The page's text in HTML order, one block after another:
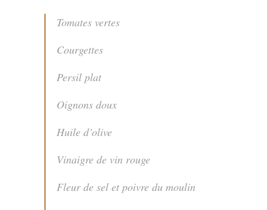
Tomates vertes
Courgettes
Persil plat
Oignons doux
Huile d’olive
Vinaigre de vin rouge
Fleur de sel et poivre du moulin